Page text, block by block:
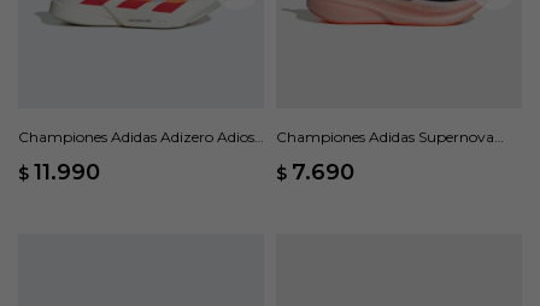
Championes Adidas Adizero Adios
$ 11.990
Championes Adidas Supernova
$ 7.690